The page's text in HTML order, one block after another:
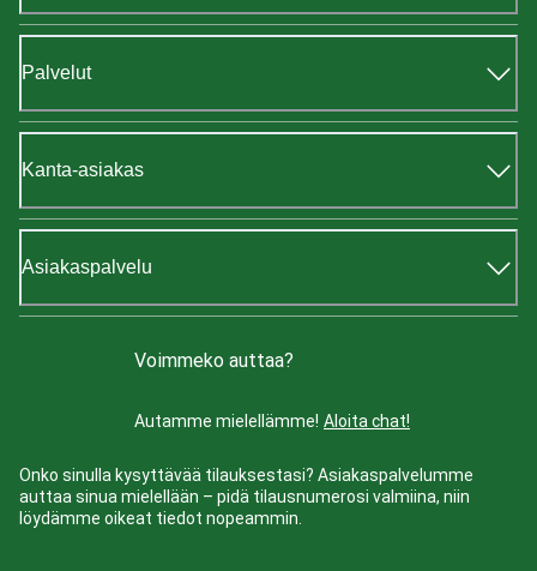
Palvelut
Kanta-asiakas
Asiakaspalvelu
Voimmeko auttaa?
Autamme mielellämme! Aloita chat!
Onko sinulla kysyttävää tilauksestasi? Asiakaspalvelumme
auttaa sinua mielellään – pidä tilausnumerosi valmiina, niin
löydämme oikeat tiedot nopeammin.